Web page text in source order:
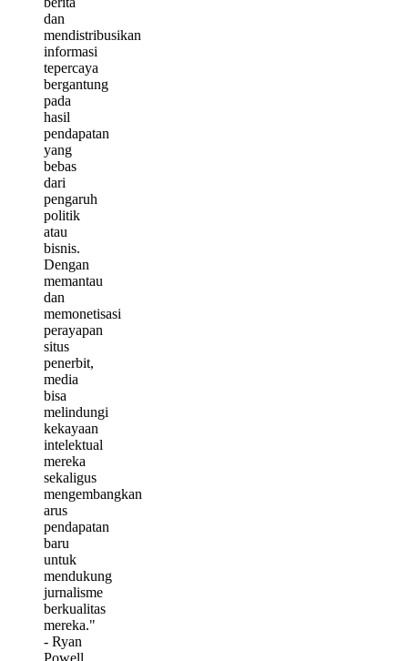
dan
mendistribusikan
informasi
tepercaya
bergantung
pada
hasil
pendapatan
yang
bebas
dari
pengaruh
politik
atau
bisnis.
Dengan
memantau
dan
memonetisasi
perayapan
situs
penerbit,
media
bisa
melindungi
kekayaan
intelektual
mereka
sekaligus
mengembangkan
arus
pendapatan
baru
untuk
mendukung
jurnalisme
berkualitas
mereka."
- Ryan
Powell,